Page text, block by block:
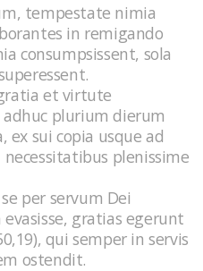
tempestate nimia
in remigando
consumpsissent, sola
et virtute
plurium dierum
sui copia usque ad
plenissime
per servum Dei
gratias egerunt
qui semper in servis
ostendit.